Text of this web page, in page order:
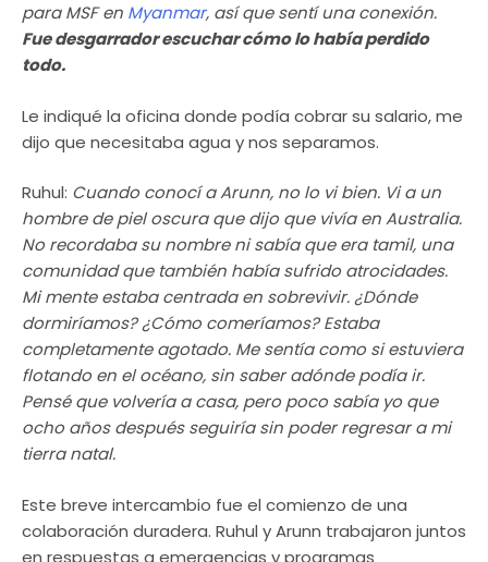
para MSF en Myanmar, así que sentí una conexión.
Fue desgarrador escuchar cómo lo había perdido
todo.
Le indiqué la oficina donde podía cobrar su salario, me
dijo que necesitaba agua y nos separamos.
Ruhul: Cuando conocí a Arunn, no lo vi bien. Vi a un
hombre de piel oscura que dijo que vivía en Australia.
No recordaba su nombre ni sabía que era tamil, una
comunidad que también había sufrido atrocidades.
Mi mente estaba centrada en sobrevivir. ¿Dónde
dormiríamos? ¿Cómo comeríamos? Estaba
completamente agotado. Me sentía como si estuviera
flotando en el océano, sin saber adónde podía ir.
Pensé que volvería a casa, pero poco sabía yo que
ocho años después seguiría sin poder regresar a mi
tierra natal.
Este breve intercambio fue el comienzo de una
colaboración duradera. Ruhul y Arunn trabajaron juntos
en respuestas a emergencias y programas